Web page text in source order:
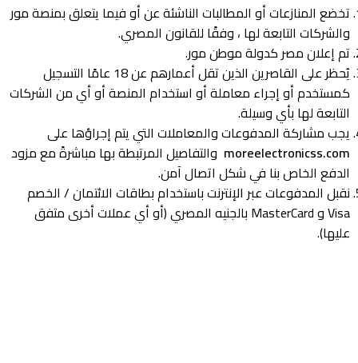
تخضع المنازعات أو المطالبات الناشئة عن أو فيما يتعلق بمنصة مور
والشركات التابعة لها ، وفقًا للقانون المصري.
تم إعلان مصر كدولة موطن مور.
يُحظر على القاصرين الذين تقل أعمارهم عن 18 عامًا التسجيل
كمستخدم أو إجراء معاملة أو استخدام المنصة أو أي من الشركات
التابعة لها بأي وسيلة.
يجب مشاركة المدفوعات والمعاملات التي يتم إجراؤها على
moreelectronicss.com والتفاصيل المرتبطة بها مباشرةً مع مزود
الدفع الخاص بنا في شكل اتصال آمن.
نقبل المدفوعات عبر الإنترنت باستخدام بطاقات الائتمان / الخصم
Visa و MasterCard بالجنيه المصري (أو أي عملات أخرى متفق
عليها).